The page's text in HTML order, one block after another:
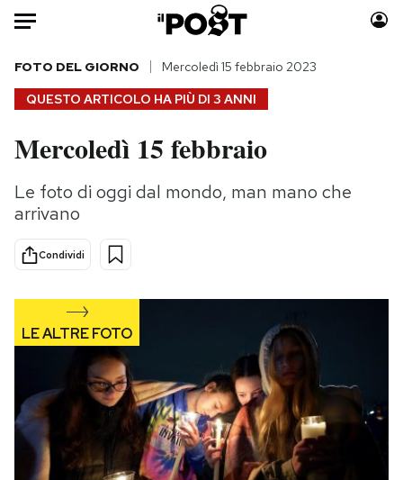
Auto
HOME
Italia
Politica
Internet
Cultura
Economia
Moda
Consumismi
Altrecose
Mondiali calcio 2026
PODCAST
QUESTO ARTICOLO HA PIÙ DI 3 ANNI
FOTO DEL GIORNO Mercoledì 15 febbraio 2023
Mercoledì 15 febbraio
Le foto di oggi dal mondo, man mano che
arrivano
Condividi